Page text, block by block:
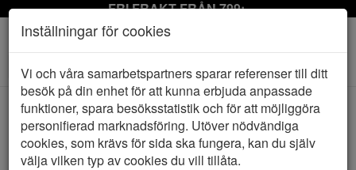
FRI FRAKT FRÅN 799:-
Toggle
navigation
HEM NAME IT
Inställningar för cookies
Vi och våra samarbetspartners sparar referenser till ditt
besök på din enhet för att kunna erbjuda anpassade
funktioner, spara besöksstatistik och för att möjliggöra
personifierad marknadsföring. Utöver nödvändiga
cookies, som krävs för sida ska fungera, kan du själv
välja vilken typ av cookies du vill tillåta.